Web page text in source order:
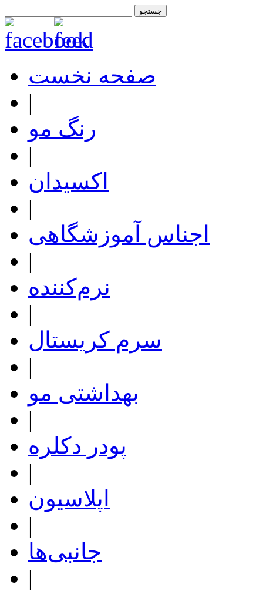
صفحه نخست
|
رنگ مو
|
اکسیدان
|
اجناس آموزشگاهی
|
نرم‌کننده
|
سرم کریستال
|
بهداشتی مو
|
پودر دکلره
|
اپلاسیون
|
جانبی‌ها
|